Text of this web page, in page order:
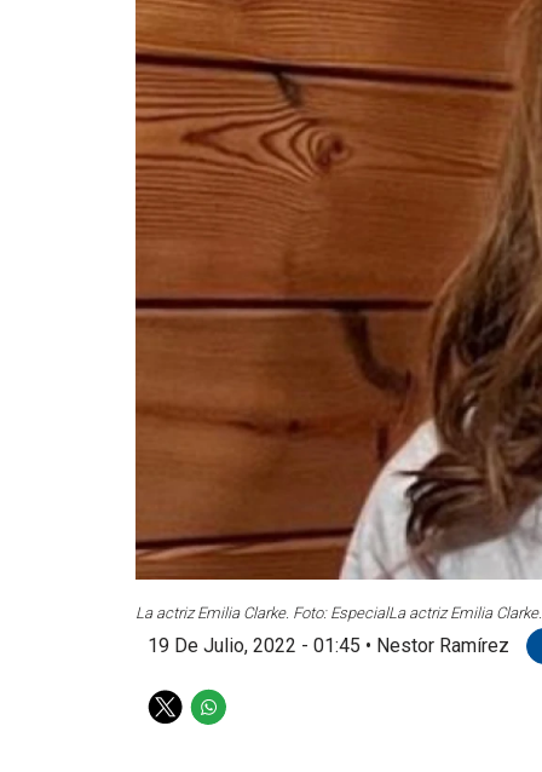
La actriz Emilia Clarke. Foto: EspecialLa actriz Emilia
19 De Julio, 2022 - 01:45 • Nestor Ramírez
T
W